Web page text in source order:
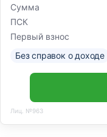
Сумма
ПСК
Первый взнос
Без справок о доходе
Лиц. №963